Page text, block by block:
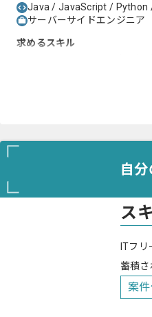
Java / JavaScript / Python
サーバーサイドエンジニア
求めるスキル
自分
ス
ITフ
蓄積さ
案